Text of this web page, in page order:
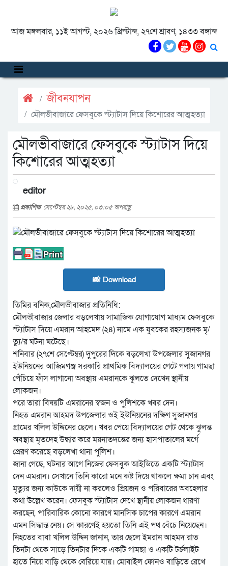
আজ মঙ্গলবার, ১১ই আগস্ট, ২০২৬ খ্রিস্টাব্দ, ২৭শে শ্রাবণ, ১৪৩৩ বঙ্গাব্দ
জীবনযাপন
মৌলভীবাজারে ফেসবুকে স্ট্যাটাস দিয়ে কিশোরের আত্মহত্যা
মৌলভীবাজারে ফেসবুকে স্ট্যাটাস দিয়ে
কিশোরের আত্মহত্যা
editor
প্রকাশিত সেপ্টেম্বর ২৮, ২০২৫, ০৩:০৫ অপরাহ্ণ
📸 Download
তিমির বনিক,মৌলভীবাজার প্রতিনিধি:
মৌলভীবাজার জেলার বড়লেখায় সামাজিক যোগাযোগ মাধ্যম ফেসবুকে
স্ট্যাটাস দিয়ে এমরান আহমেদ (২৪) নামে এক যুবকের রহস্যজনক মৃ/
ত্যু/র ঘটনা ঘটেছে।
শনিবার (২৭শে সেপ্টেম্বর) দুপুরের দিকে বড়লেখা উপজেলার সুজানগর
ইউনিয়নের আজিমগঞ্জ সরকারি প্রাথমিক বিদ্যালয়ের গেটে গলায় গামছা
পেঁচিয়ে ফাঁস লাগানো অবস্থায় এমরানকে ঝুলতে দেখেন স্থানীয়
লোকজন।
পরে তারা বিষয়টি এমরানের স্বজন ও পুলিশকে খবর দেন।
নিহত এমরান আহমদ উপজেলার ওই ইউনিয়নের দক্ষিণ সুজানগর
গ্রামের খলিল উদ্দিনের ছেলে। খবর পেয়ে বিদ্যালয়ের গেট থেকে ঝুলন্ত
অবস্থায় মৃতদেহ উদ্ধার করে ময়নাতদন্তের জন্য হাসপাতালের মর্গে
প্রেরণ করেছে বড়লেখা থানা পুলিশ।
জানা গেছে, ঘটনার আগে নিজের ফেসবুক আইডিতে একটি স্ট্যাটাস
দেন এমরান। সেখানে তিনি কারো মনে কষ্ট দিয়ে থাকলে ক্ষমা চান এবং
মৃত্যুর জন্য কাউকে দায়ী না করলেও প্রিয়জন ও পরিবারের অবহেলার
কথা উল্লেখ করেন। ফেসবুক স্ট্যাটাস দেখে স্থানীয় লোকজন ধারণা
করছেন, পারিবারিক কোনো কারণে মানসিক চাপের কারণে এমরান
এমন সিদ্ধান্ত নেয়। সে কারণেই হয়তো তিনি এই পথ বেঁচে নিয়েছেন।
নিহতের বাবা খলিল উদ্দিন জানান, তার ছেলে ইমরান আহমদ রাত
তিনটা থেকে সাড়ে তিনটার দিকে একটি গামছা ও একটি টর্চলাইট
হাতে নিয়ে বাড়ি থেকে বেরিয়ে যায়। মোবাইল ফোনও বাড়িতে রেখে